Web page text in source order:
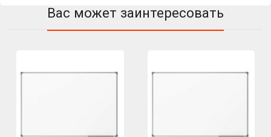
Вас может заинтересовать